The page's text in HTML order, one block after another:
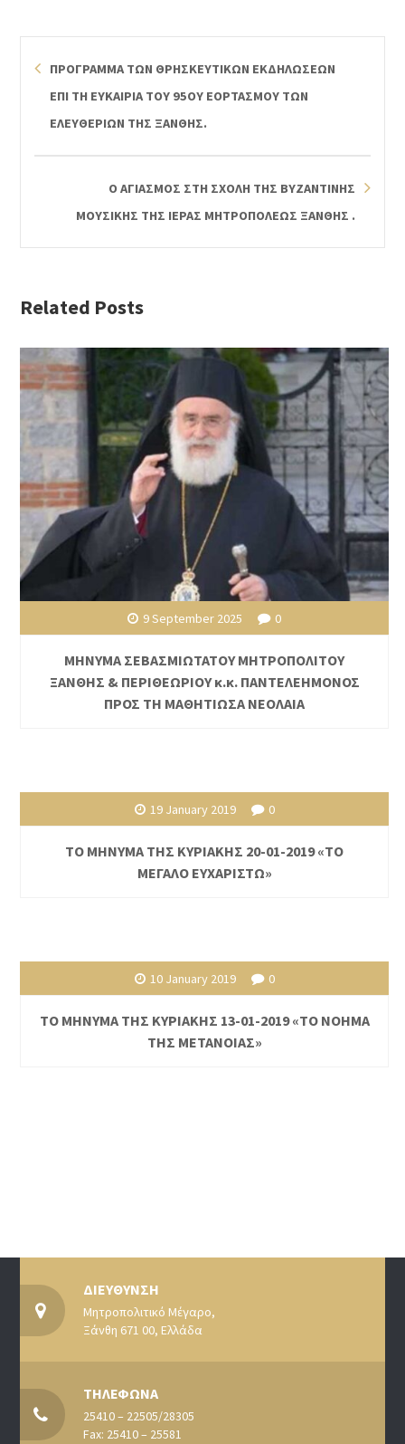
ΠΡΟΓΡΑΜΜΑ ΤΩΝ ΘΡΗΣΚΕΥΤΙΚΩΝ ΕΚΔΗΛΩΣΕΩΝ
ΕΠΙ ΤΗ ΕΥΚΑΙΡΙΑ ΤΟΥ 95ΟΥ ΕΟΡΤΑΣΜΟΥ ΤΩΝ
ΕΛΕΥΘΕΡΙΩΝ ΤΗΣ ΞΑΝΘΗΣ.
Ο ΑΓΙΑΣΜΟΣ ΣΤΗ ΣΧΟΛΗ ΤΗΣ ΒΥΖΑΝΤΙΝΗΣ
ΜΟΥΣΙΚΗΣ ΤΗΣ ΙΕΡΑΣ ΜΗΤΡΟΠΟΛΕΩΣ ΞΑΝΘΗΣ .
Related Posts
9 September 2025 0
ΜΗΝΥΜΑ ΣΕΒΑΣΜΙΩΤΑΤΟΥ ΜΗΤΡΟΠΟΛΙΤΟΥ
ΞΑΝΘΗΣ & ΠΕΡΙΘΕΩΡΙΟΥ κ.κ. ΠΑΝΤΕΛΕΗΜΟΝΟΣ
ΠΡΟΣ ΤΗ ΜΑΘΗΤΙΩΣΑ ΝΕΟΛΑΙΑ
19 January 2019 0
ΤΟ ΜΗΝΥΜΑ ΤΗΣ ΚΥΡΙΑΚΗΣ 20-01-2019 «ΤΟ
ΜΕΓΑΛΟ ΕΥΧΑΡΙΣΤΩ»
10 January 2019 0
ΤΟ ΜΗΝΥΜΑ ΤΗΣ ΚΥΡΙΑΚΗΣ 13-01-2019 «ΤΟ ΝΟΗΜΑ
ΤΗΣ ΜΕΤΑΝΟΙΑΣ»
ΔΙΕΥΘΥΝΣΗ
Μητροπολιτικό Μέγαρο,
Ξάνθη 671 00, Ελλάδα
ΤΗΛΕΦΩΝΑ
25410 – 22505/28305
Fax: 25410 – 25581